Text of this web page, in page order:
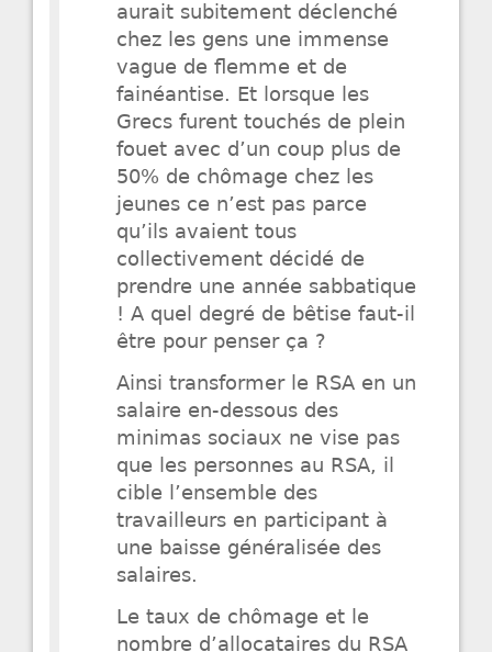
aurait subitement déclenché
chez les gens une immense
vague de flemme et de
fainéantise. Et lorsque les
Grecs furent touchés de plein
fouet avec d’un coup plus de
50% de chômage chez les
jeunes ce n’est pas parce
qu’ils avaient tous
collectivement décidé de
prendre une année sabbatique
! A quel degré de bêtise faut-il
être pour penser ça ?
Ainsi transformer le RSA en un
salaire en-dessous des
minimas sociaux ne vise pas
que les personnes au RSA, il
cible l’ensemble des
travailleurs en participant à
une baisse généralisée des
salaires.
Le taux de chômage et le
nombre d’allocataires du RSA